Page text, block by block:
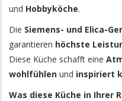
und Hobbyköche.
Die Siemens- und Elica-
garantieren höchste
Diese Küche schafft eine
wohlfühlen und inspiriert
Was diese Küche in Ihrer